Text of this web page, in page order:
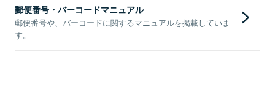
郵便番号・バーコードマニュアル
郵便番号や、バーコードに関するマニュアルを掲載していま
す。